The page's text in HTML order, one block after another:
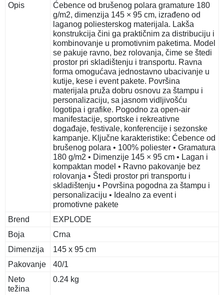
Opis
Ćebence od brušenog polara gramature 180
g/m2, dimenzija 145 × 95 cm, izrađeno od
laganog poliesterskog materijala. Lakša
konstrukcija čini ga praktičnim za distribuciju i
kombinovanje u promotivnim paketima. Model
se pakuje ravno, bez rolovanja, čime se štedi
prostor pri skladištenju i transportu. Ravna
forma omogućava jednostavno ubacivanje u
kutije, kese i event pakete. Površina
materijala pruža dobru osnovu za štampu i
personalizaciju, sa jasnom vidljivošću
logotipa i grafike. Pogodno za open-air
manifestacije, sportske i rekreativne
događaje, festivale, konferencije i sezonske
kampanje. Ključne karakteristike: Ćebence od
brušenog polara • 100% poliester • Gramatura
180 g/m2 • Dimenzije 145 × 95 cm • Lagan i
kompaktan model • Ravno pakovanje bez
rolovanja • Štedi prostor pri transportu i
skladištenju • Površina pogodna za štampu i
personalizaciju • Idealno za event i
promotivne pakete
Brend
EXPLODE
Boja
Crna
Dimenzija
145 x 95 cm
Pakovanje
40/1
Neto
težina
0.24 kg